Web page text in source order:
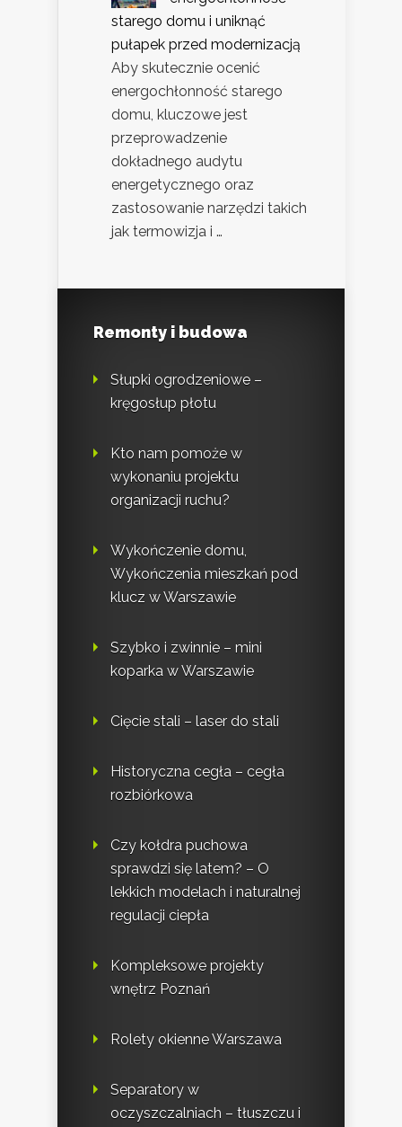
starego domu i uniknąć
pułapek przed modernizacją
Aby skutecznie ocenić
energochłonność starego
domu, kluczowe jest
przeprowadzenie
dokładnego audytu
energetycznego oraz
zastosowanie narzędzi takich
jak termowizja i …
Remonty i budowa
Słupki ogrodzeniowe –
kręgosłup płotu
Kto nam pomoże w
wykonaniu projektu
organizacji ruchu?
Wykończenie domu,
Wykończenia mieszkań pod
klucz w Warszawie
Szybko i zwinnie – mini
koparka w Warszawie
Cięcie stali – laser do stali
Historyczna cegła – cegła
rozbiórkowa
Czy kołdra puchowa
sprawdzi się latem? – O
lekkich modelach i naturalnej
regulacji ciepła
Kompleksowe projekty
wnętrz Poznań
Rolety okienne Warszawa
Separatory w
oczyszczalniach – tłuszczu i